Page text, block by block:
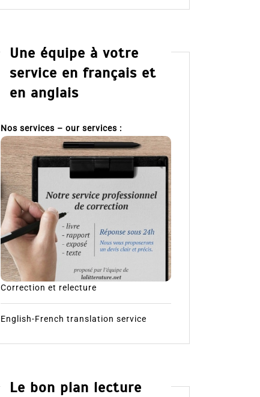
Une équipe à votre
service en français et
en anglais
Nos services – our services :
Correction et relecture
English-French translation service
Le bon plan lecture